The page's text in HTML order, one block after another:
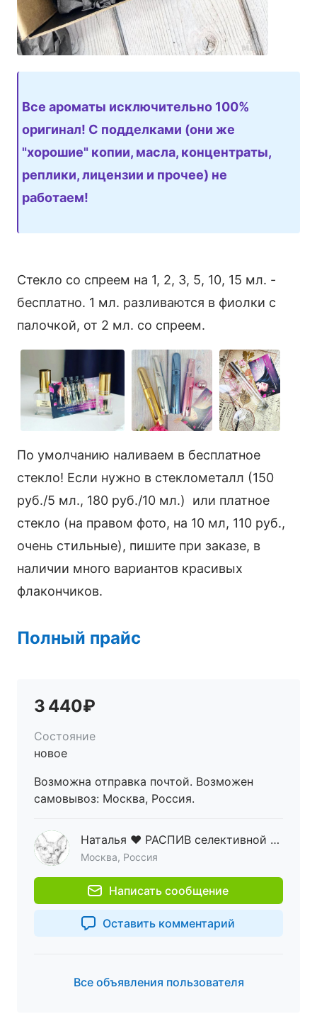
Все ароматы исключительно 100%
оригинал! С подделками (они же
"хорошие" копии, масла, концентраты,
реплики, лицензии и прочее) не
работаем!
Стекло со спреем на 1, 2, 3, 5, 10, 15 мл. -
бесплатно. 1 мл. разливаются в фиолки с
палочкой, от 2 мл. со спреем.
По умолчанию наливаем в бесплатное
стекло! Если нужно в стеклометалл (150
руб./5 мл., 180 руб./10 мл.) или платное
стекло (на правом фото, на 10 мл, 110 руб.,
очень стильные), пишите при заказе, в
наличии много вариантов красивых
флакончиков.
Полный прайс
3 440₽
Состояние
новое
Возможна отправка почтой. Возможен
самовывоз: Москва, Россия.
Наталья ♥ РАСПИВ селективной парфюмерии ♥ ОРИГИНАЛ
Москва, Россия
Написать сообщение
Оставить комментарий
Все объявления пользователя